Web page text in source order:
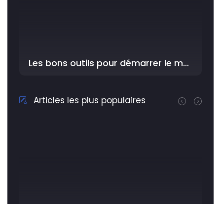
Les bons outils pour démarrer le meilleur avec YouDriver dans l'Atelier
Articles les plus populaires